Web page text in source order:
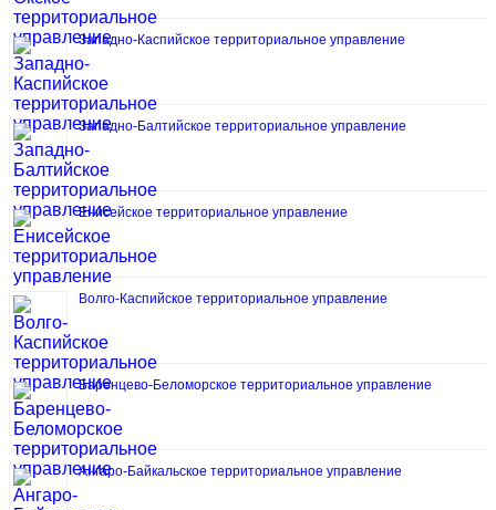
Западно-Каспийское территориальное управление
Западно-Балтийское территориальное управление
Енисейское территориальное управление
Волго-Каспийское территориальное управление
Баренцево-Беломорское территориальное управление
Ангаро-Байкальское территориальное управление